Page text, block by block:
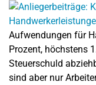
Aufwendungen für
Prozent, höchstens
Steuerschuld
sind aber nur